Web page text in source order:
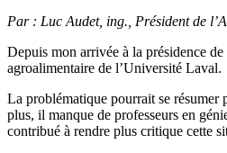
Par : Luc Audet, ing., Président de
Depuis mon arrivée à la présidence
agroalimentaire de l’Université Laval.
La problématique pourrait se résumer
plus, il manque de professeurs en
contribué à rendre plus critique cette